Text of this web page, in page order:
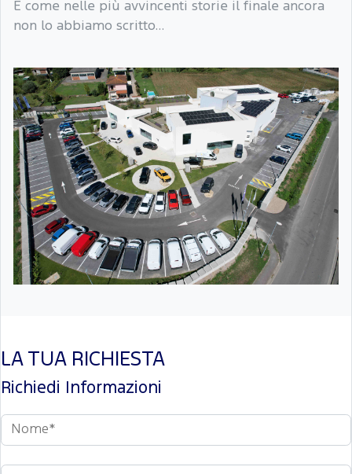
E come nelle più avvincenti storie il finale ancora
non lo abbiamo scritto…
LA TUA RICHIESTA
Richiedi Informazioni